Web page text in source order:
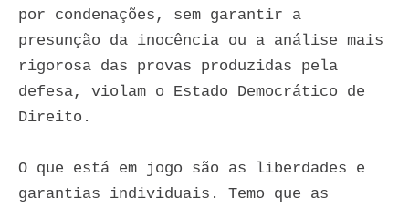
por condenações, sem garantir a
presunção da inocência ou a análise mais
rigorosa das provas produzidas pela
defesa, violam o Estado Democrático de
Direito.
O que está em jogo são as liberdades e
garantias individuais. Temo que as